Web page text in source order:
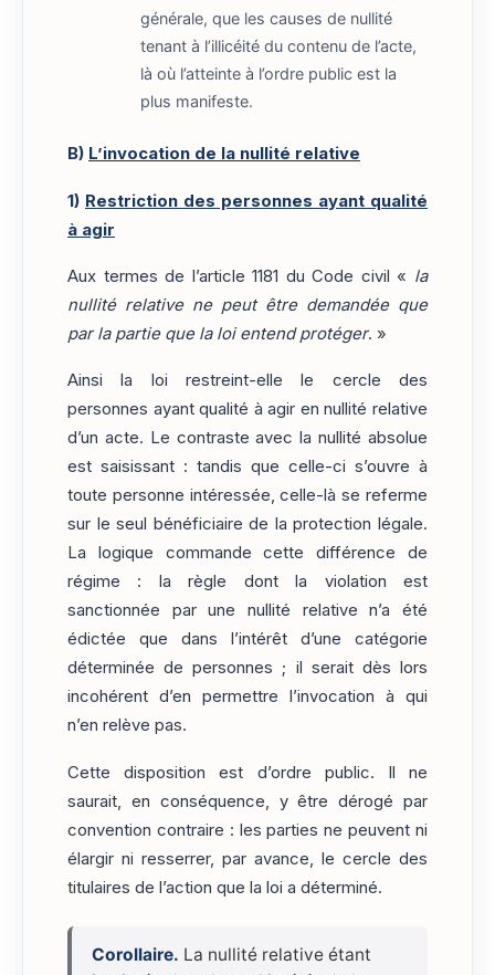
générale, que les causes de nullité
tenant à l’illicéité du contenu de l’acte,
là où l’atteinte à l’ordre public est la
plus manifeste.
B) L’invocation de la nullité relative
1) Restriction des personnes ayant qualité
à agir
Aux termes de l’article 1181 du Code civil « la
nullité relative ne peut être demandée que
par la partie que la loi entend protéger. »
Ainsi la loi restreint-elle le cercle des
personnes ayant qualité à agir en nullité relative
d’un acte. Le contraste avec la nullité absolue
est saisissant : tandis que celle-ci s’ouvre à
toute personne intéressée, celle-là se referme
sur le seul bénéficiaire de la protection légale.
La logique commande cette différence de
régime : la règle dont la violation est
sanctionnée par une nullité relative n’a été
édictée que dans l’intérêt d’une catégorie
déterminée de personnes ; il serait dès lors
incohérent d’en permettre l’invocation à qui
n’en relève pas.
Cette disposition est d’ordre public. Il ne
saurait, en conséquence, y être dérogé par
convention contraire : les parties ne peuvent ni
élargir ni resserrer, par avance, le cercle des
titulaires de l’action que la loi a déterminé.
Corollaire. La nullité relative étant